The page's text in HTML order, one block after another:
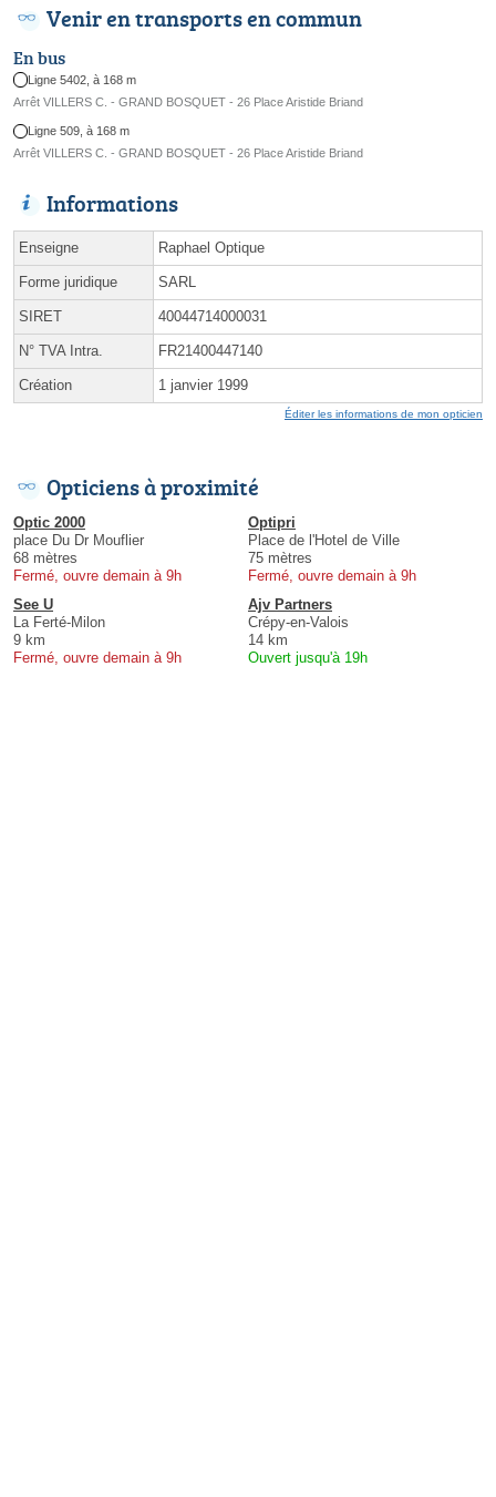
Venir en transports en commun
En bus
Ligne 5402, à 168 m
Arrêt VILLERS C. - GRAND BOSQUET - 26 Place Aristide Briand
Ligne 509, à 168 m
Arrêt VILLERS C. - GRAND BOSQUET - 26 Place Aristide Briand
Informations
Enseigne Raphael Optique
Forme juridique SARL
SIRET 40044714000031
N° TVA Intra. FR21400447140
Création 1 janvier 1999
Éditer les informations de mon opticien
Opticiens à proximité
Optic 2000
place Du Dr Mouflier
68 mètres
Fermé, ouvre demain à 9h
Optipri
Place de l'Hotel de Ville
75 mètres
Fermé, ouvre demain à 9h
See U
La Ferté-Milon
9 km
Fermé, ouvre demain à 9h
Ajv Partners
Crépy-en-Valois
14 km
Ouvert jusqu'à 19h